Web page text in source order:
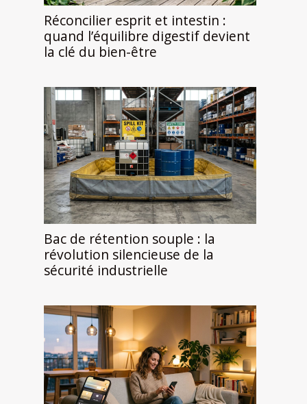
Réconcilier esprit et intestin :
quand l’équilibre digestif devient
la clé du bien-être
Bac de rétention souple : la
révolution silencieuse de la
sécurité industrielle